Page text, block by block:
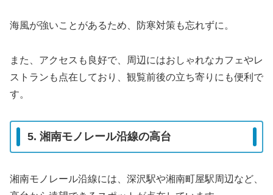
海風が強いことがあるため、防寒対策も忘れずに。
また、アクセスも良好で、周辺にはおしゃれなカフェやレ
ストランも点在しており、観覧前後の立ち寄りにも便利で
す。
5. 湘南モノレール沿線の高台
湘南モノレール沿線には、深沢駅や湘南町屋駅周辺など、